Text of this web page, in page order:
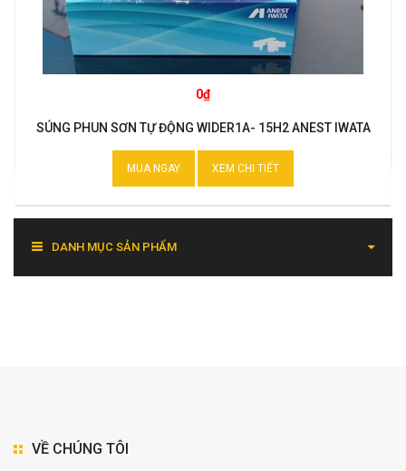
0₫
SÚNG PHUN SƠN TỰ ĐỘNG WIDER1A- 15H2 ANEST IWATA
MUA NGAY XEM CHI TIẾT
DANH MỤC SẢN PHẨM
VỀ CHÚNG TÔI